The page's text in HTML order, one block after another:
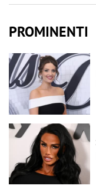
PROMINENTI